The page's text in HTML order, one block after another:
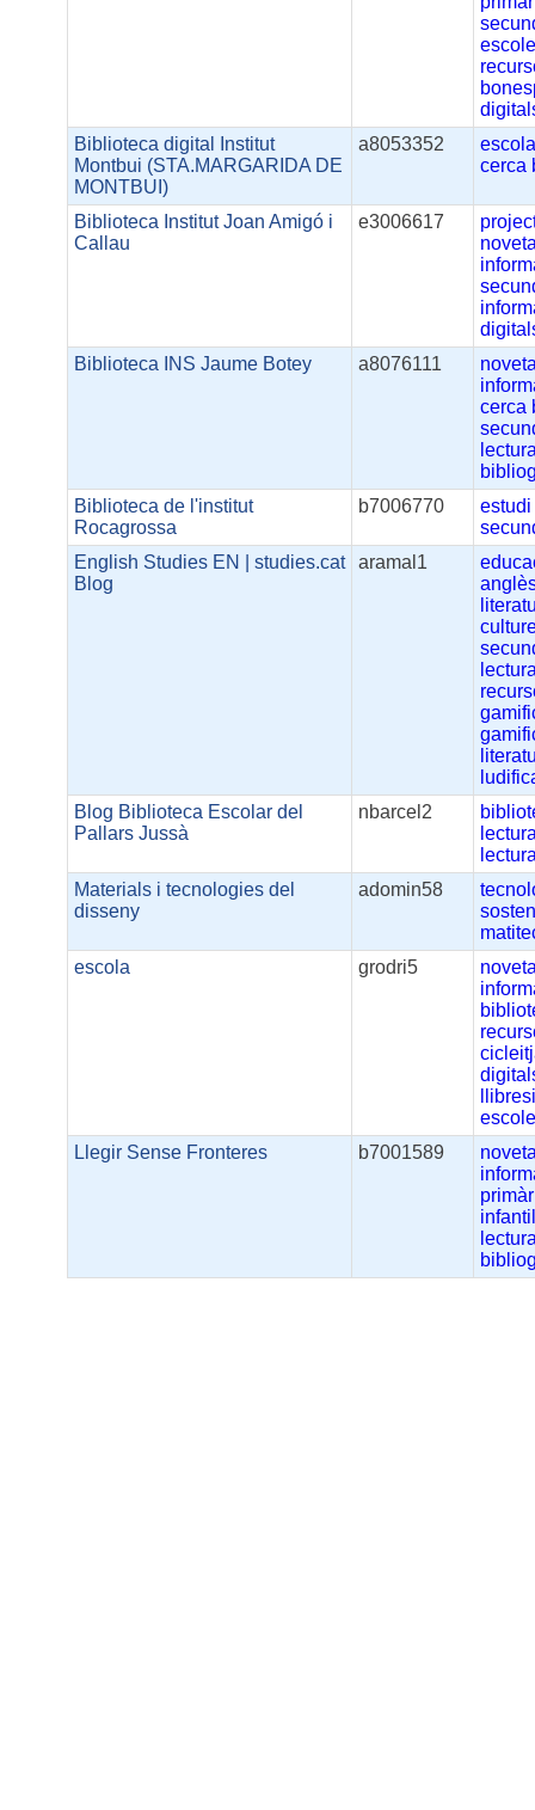
Biblioteca digital Institut
Montbui (STA.MARGARIDA DE
MONTBUI)
a8053352
cerca
Biblioteca Institut Joan Amigó i
Callau
e3006617
Biblioteca INS Jaume Botey
a8076111
cerca
Biblioteca de l'institut
Rocagrossa
b7006770
estudi
English Studies EN | studies.cat
Blog
aramal1
Blog Biblioteca Escolar del
Pallars Jussà
nbarcel2
Materials i tecnologies del
disseny
adomin58
escola
grodri5
Llegir Sense Fronteres
b7001589